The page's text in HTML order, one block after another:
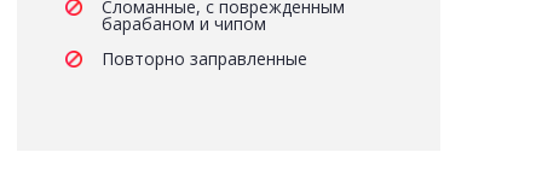
Сломанные, с поврежденным
барабаном и чипом
Повторно заправленные